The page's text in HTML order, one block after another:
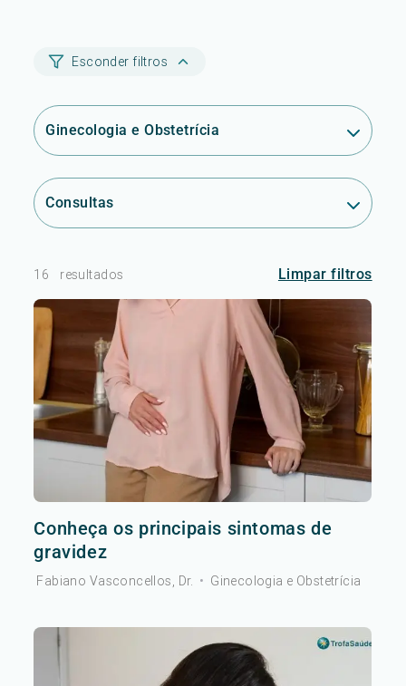
Esconder filtros
Ginecologia e Obstetrícia
Consultas
16 resultados Limpar filtros
Conheça os principais sintomas de
gravidez
Fabiano Vasconcellos, Dr. • Ginecologia e Obstetrícia